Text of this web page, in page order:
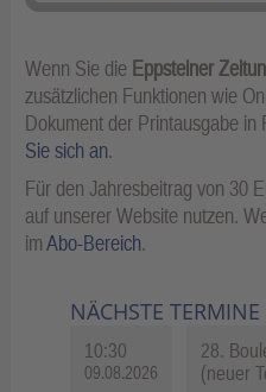
Wenn Sie die Eppsteiner
zusätzlichen Funktionen wie
Dokument der Printausgabe in
Sie sich an.
Für den Jahresbeitrag von 30
auf unserer Website nutzen.
imAbo-Bereich.
NÄCHSTE TERMINE
10:30
09.08.2026
28.
(neuer